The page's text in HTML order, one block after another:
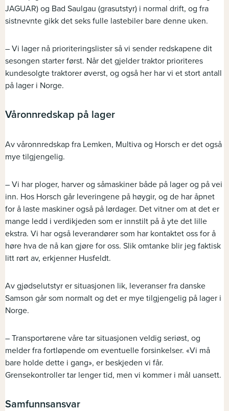
JAGUAR) og Bad Saulgau (grasutstyr) i normal drift, og fra
sistnevnte gikk det seks fulle lastebiler bare denne uken.
– Vi lager nå prioriteringslister så vi sender redskapene dit
sesongen starter først. Når det gjelder traktor prioriteres
kundesolgte traktorer øverst, og også her har vi et stort antall
på lager i Norge.
Våronnredskap på lager
Av våronnredskap fra Lemken, Multiva og Horsch er det også
mye tilgjengelig.
– Vi har ploger, harver og såmaskiner både på lager og på vei
inn. Hos Horsch går leveringene på høygir, og de har åpnet
for å laste maskiner også på lørdager. Det vitner om at det er
mange ledd i verdikjeden som er innstilt på å yte det lille
ekstra. Vi har også leverandører som har kontaktet oss for å
høre hva de nå kan gjøre for oss. Slik omtanke blir jeg faktisk
litt rørt av, erkjenner Husfeldt.
Av gjødselutstyr er situasjonen lik, leveranser fra danske
Samson går som normalt og det er mye tilgjengelig på lager i
Norge.
– Transportørene våre tar situasjonen veldig seriøst, og
melder fra fortløpende om eventuelle forsinkelser. «Vi må
bare holde dette i gang», er beskjeden vi får.
Grensekontroller tar lenger tid, men vi kommer i mål uansett.
Samfunnsansvar